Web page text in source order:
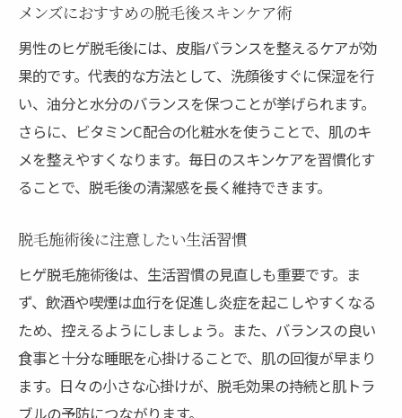
メンズにおすすめの脱毛後スキンケア術
男性のヒゲ脱毛後には、皮脂バランスを整えるケアが効
果的です。代表的な方法として、洗顔後すぐに保湿を行
い、油分と水分のバランスを保つことが挙げられます。
さらに、ビタミンC配合の化粧水を使うことで、肌のキ
メを整えやすくなります。毎日のスキンケアを習慣化す
ることで、脱毛後の清潔感を長く維持できます。
脱毛施術後に注意したい生活習慣
ヒゲ脱毛施術後は、生活習慣の見直しも重要です。ま
ず、飲酒や喫煙は血行を促進し炎症を起こしやすくなる
ため、控えるようにしましょう。また、バランスの良い
食事と十分な睡眠を心掛けることで、肌の回復が早まり
ます。日々の小さな心掛けが、脱毛効果の持続と肌トラ
ブルの予防につながります。